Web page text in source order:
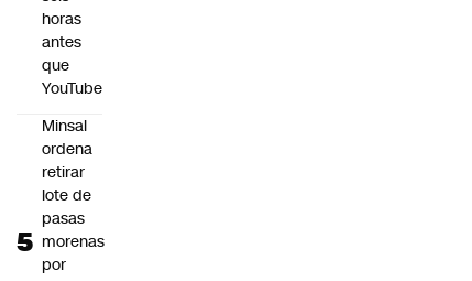
horas
antes
que
YouTube
Minsal
ordena
retirar
lote de
pasas
morenas
por